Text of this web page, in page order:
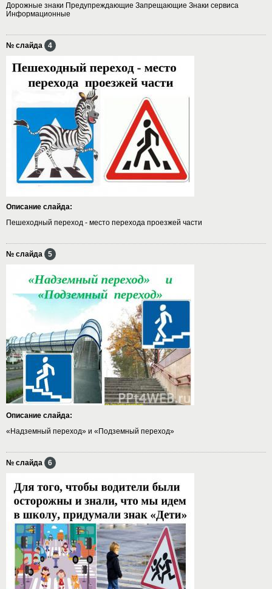
Дорожные знаки Предупреждающие Запрещающие Знаки сервиса
Информационные
№ слайда 4
Описание слайда:
Пешеходный переход - место перехода проезжей части
№ слайда 5
Описание слайда:
«Надземный переход» и «Подземный переход»
№ слайда 6